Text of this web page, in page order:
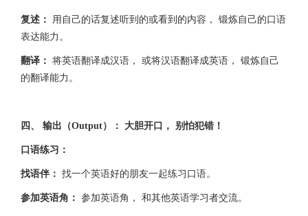
复述：
用自己的话复述听到的或看到的内容， 锻炼自己的口语
表达能力。
翻译： 将英语翻译成汉语， 或将汉语翻译成英语， 锻炼自己
的翻译能力。
四、 输出（Output）： 大胆开口， 别怕犯错！
口语练习：
找语伴： 找一个英语好的朋友一起练习口语。
参加英语角： 参加英语角， 和其他英语学习者交流。